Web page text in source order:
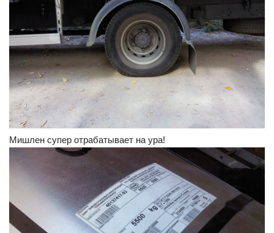
Мишлен супер отрабатывает на ура!